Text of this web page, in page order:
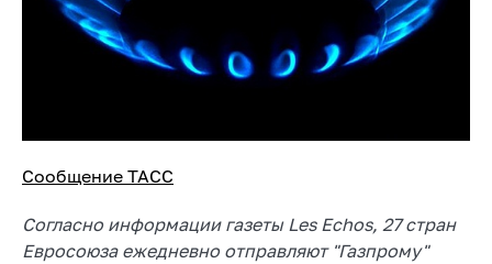
Сообщение ТАСС
Согласно информации газеты Les Echos, 27 стран
Евросоюза ежедневно отправляют "Газпрому"